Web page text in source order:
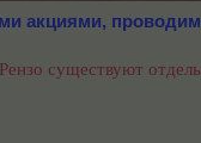
акциями,
существуют